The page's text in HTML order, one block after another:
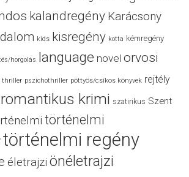
kalandregény Karácsony
kids kisregény kotta kémregény
horgolás language novel orvosi
thriller pszichothriller pöttyös/csíkos könyvek rejtély
romantikus krimi szatirikus Szent
történelmi
történelmi regény
életrajzi önéletrajzi